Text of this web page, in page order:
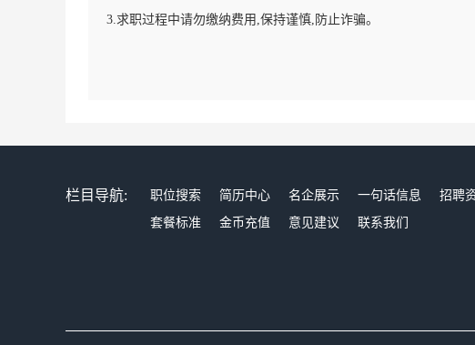
3.求职过程中请勿缴纳费用,保持谨慎,防止诈骗。
栏目导航: 职位搜索 简历中心 名企展示 一句话信息 招聘
套餐标准
金币充值 意见建议 联系我们